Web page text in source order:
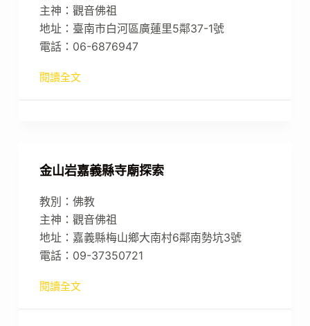
主神：觀音佛祖
地址：臺南市白河區廣蓮里5鄰37-1號
電話：06-6876947
閱讀全文
金山岩嘉義縣寺廟探索
教別：佛教
主神：觀音佛祖
地址：嘉義縣梅山鄉大南村6鄰南勢坑3號
電話：09-37350721
閱讀全文